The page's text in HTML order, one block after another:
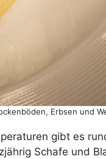
Erbsen und
gibt es
Schafe und